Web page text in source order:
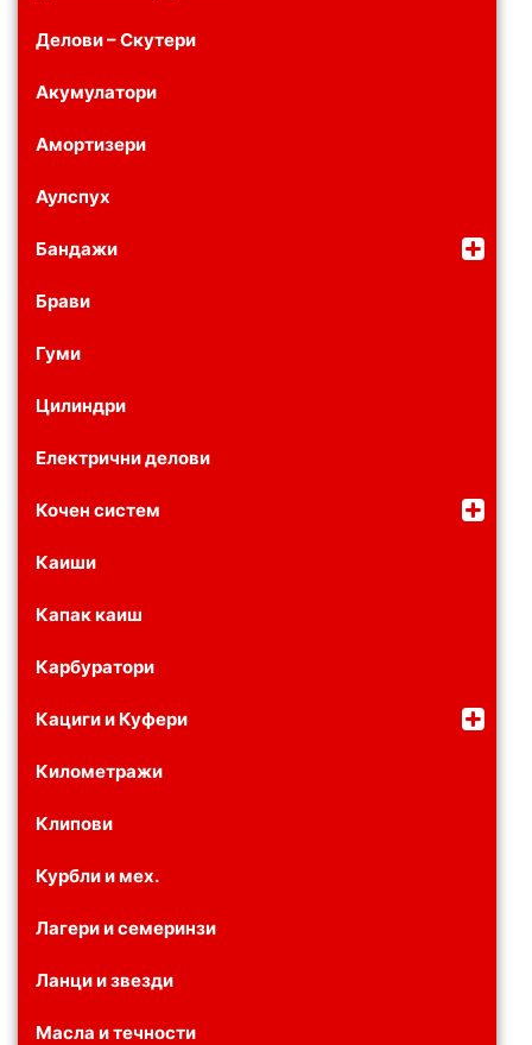
Делови – Скутери
Акумулатори
Амортизери
Аулспух
Бандажи
Брави
Гуми
Цилиндри
Електрични делови
Кочен систем
Каиши
Капак каиш
Карбуратори
Кациги и Куфери
Километражи
Клипови
Курбли и мех.
Лагери и семеринзи
Ланци и звезди
Масла и течности